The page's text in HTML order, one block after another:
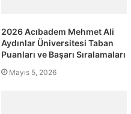
2026 Acıbadem Mehmet Ali
Aydınlar Üniversitesi Taban
Puanları ve Başarı Sıralamaları
Mayıs 5, 2026